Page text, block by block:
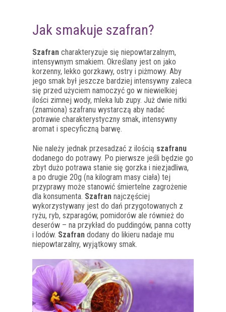
Jak smakuje szafran?
Szafran charakteryzuje się niepowtarzalnym,
intensywnym smakiem. Określany jest on jako
korzenny, lekko gorzkawy, ostry i piżmowy. Aby
jego smak był jeszcze bardziej intensywny zaleca
się przed użyciem namoczyć go w niewielkiej
ilości zimnej wody, mleka lub zupy. Już dwie nitki
(znamiona) szafranu wystarczą aby nadać
potrawie charakterystyczny smak, intensywny
aromat i specyficzną barwę.
Nie należy jednak przesadzać z ilością szafranu
dodanego do potrawy. Po pierwsze jeśli będzie go
zbyt dużo potrawa stanie się gorzka i niezjadliwa,
a po drugie 20g (na kilogram masy ciała) tej
przyprawy może stanowić śmiertelne zagrożenie
dla konsumenta. Szafran najczęściej
wykorzystywany jest do dań przygotowanych z
ryżu, ryb, szparagów, pomidorów ale również do
deserów – na przykład do puddingów, panna cotty
i lodów. Szafran dodany do likieru nadaje mu
niepowtarzalny, wyjątkowy smak.